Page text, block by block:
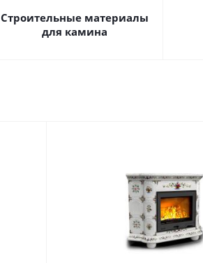
Строительные материалы
для камина